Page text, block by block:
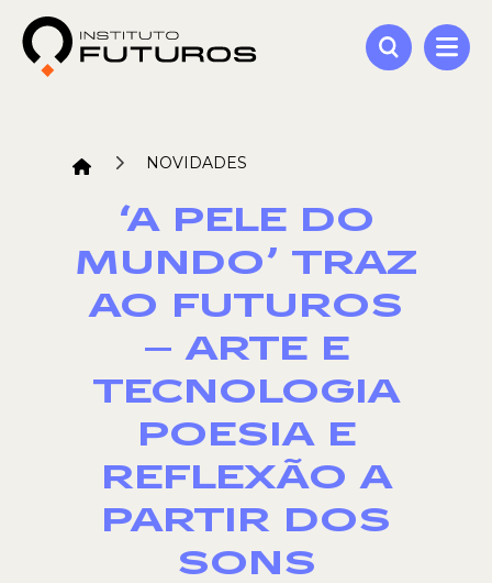
NOVIDADES
‘A PELE DO
MUNDO’ TRAZ
AO FUTUROS
– ARTE E
TECNOLOGIA
POESIA E
REFLEXÃO A
PARTIR DOS
SONS